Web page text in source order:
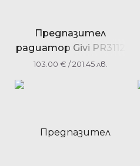
Предпазител
радиатор Givi PR3112
Suzuki DL650 V-
103.00 € / 201.45 лв.